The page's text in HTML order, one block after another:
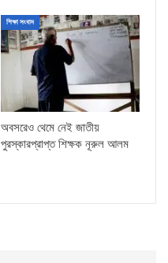
শিক্ষা সংবাদ
অবসরেও থেমে নেই জাতীয়
পুরস্কারপ্রাপ্ত শিক্ষক নূরুল আলম